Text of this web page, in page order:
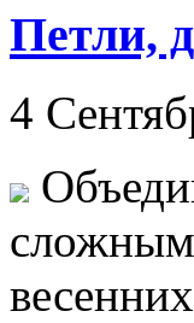
Петли,
4